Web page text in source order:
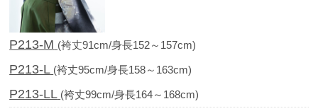
P213-M (袴丈91cm/身長152～157cm)
P213-L (袴丈95cm/身長158～163cm)
P213-LL (袴丈99cm/身長164～168cm)